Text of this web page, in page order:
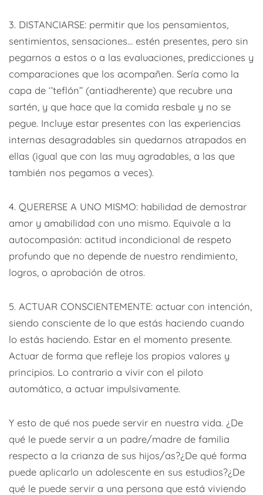
3. DISTANCIARSE: permitir que los pensamientos,
sentimientos, sensaciones… estén presentes, pero sin
pegarnos a estos o a las evaluaciones, predicciones y
comparaciones que los acompañen. Sería como la
capa de ‘’teflón’’ (antiadherente) que recubre una
sartén, y que hace que la comida resbale y no se
pegue. Incluye estar presentes con las experiencias
internas desagradables sin quedarnos atrapados en
ellas (igual que con las muy agradables, a las que
también nos pegamos a veces).
4. QUERERSE A UNO MISMO: habilidad de demostrar
amor y amabilidad con uno mismo. Equivale a la
autocompasión: actitud incondicional de respeto
profundo que no depende de nuestro rendimiento,
logros, o aprobación de otros.
5. ACTUAR CONSCIENTEMENTE: actuar con intención,
siendo consciente de lo que estás haciendo cuando
lo estás haciendo. Estar en el momento presente.
Actuar de forma que refleje los propios valores y
principios. Lo contrario a vivir con el piloto
automático, a actuar impulsivamente.
Y esto de qué nos puede servir en nuestra vida. ¿De
qué le puede servir a un padre/madre de familia
respecto a la crianza de sus hijos/as?¿De qué forma
puede aplicarlo un adolescente en sus estudios?¿De
qué le puede servir a una persona que está viviendo